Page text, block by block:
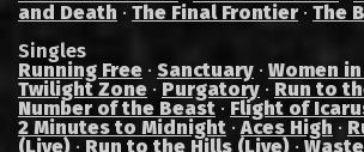
and Death · The Final Frontier · The
Singles
Running Free · Sanctuary · Women
Twilight Zone · Purgatory · Run to
Number of the Beast · Flight of
2 Minutes to Midnight ·Aces High ·
(Live) · Run to the Hills (Live) ·